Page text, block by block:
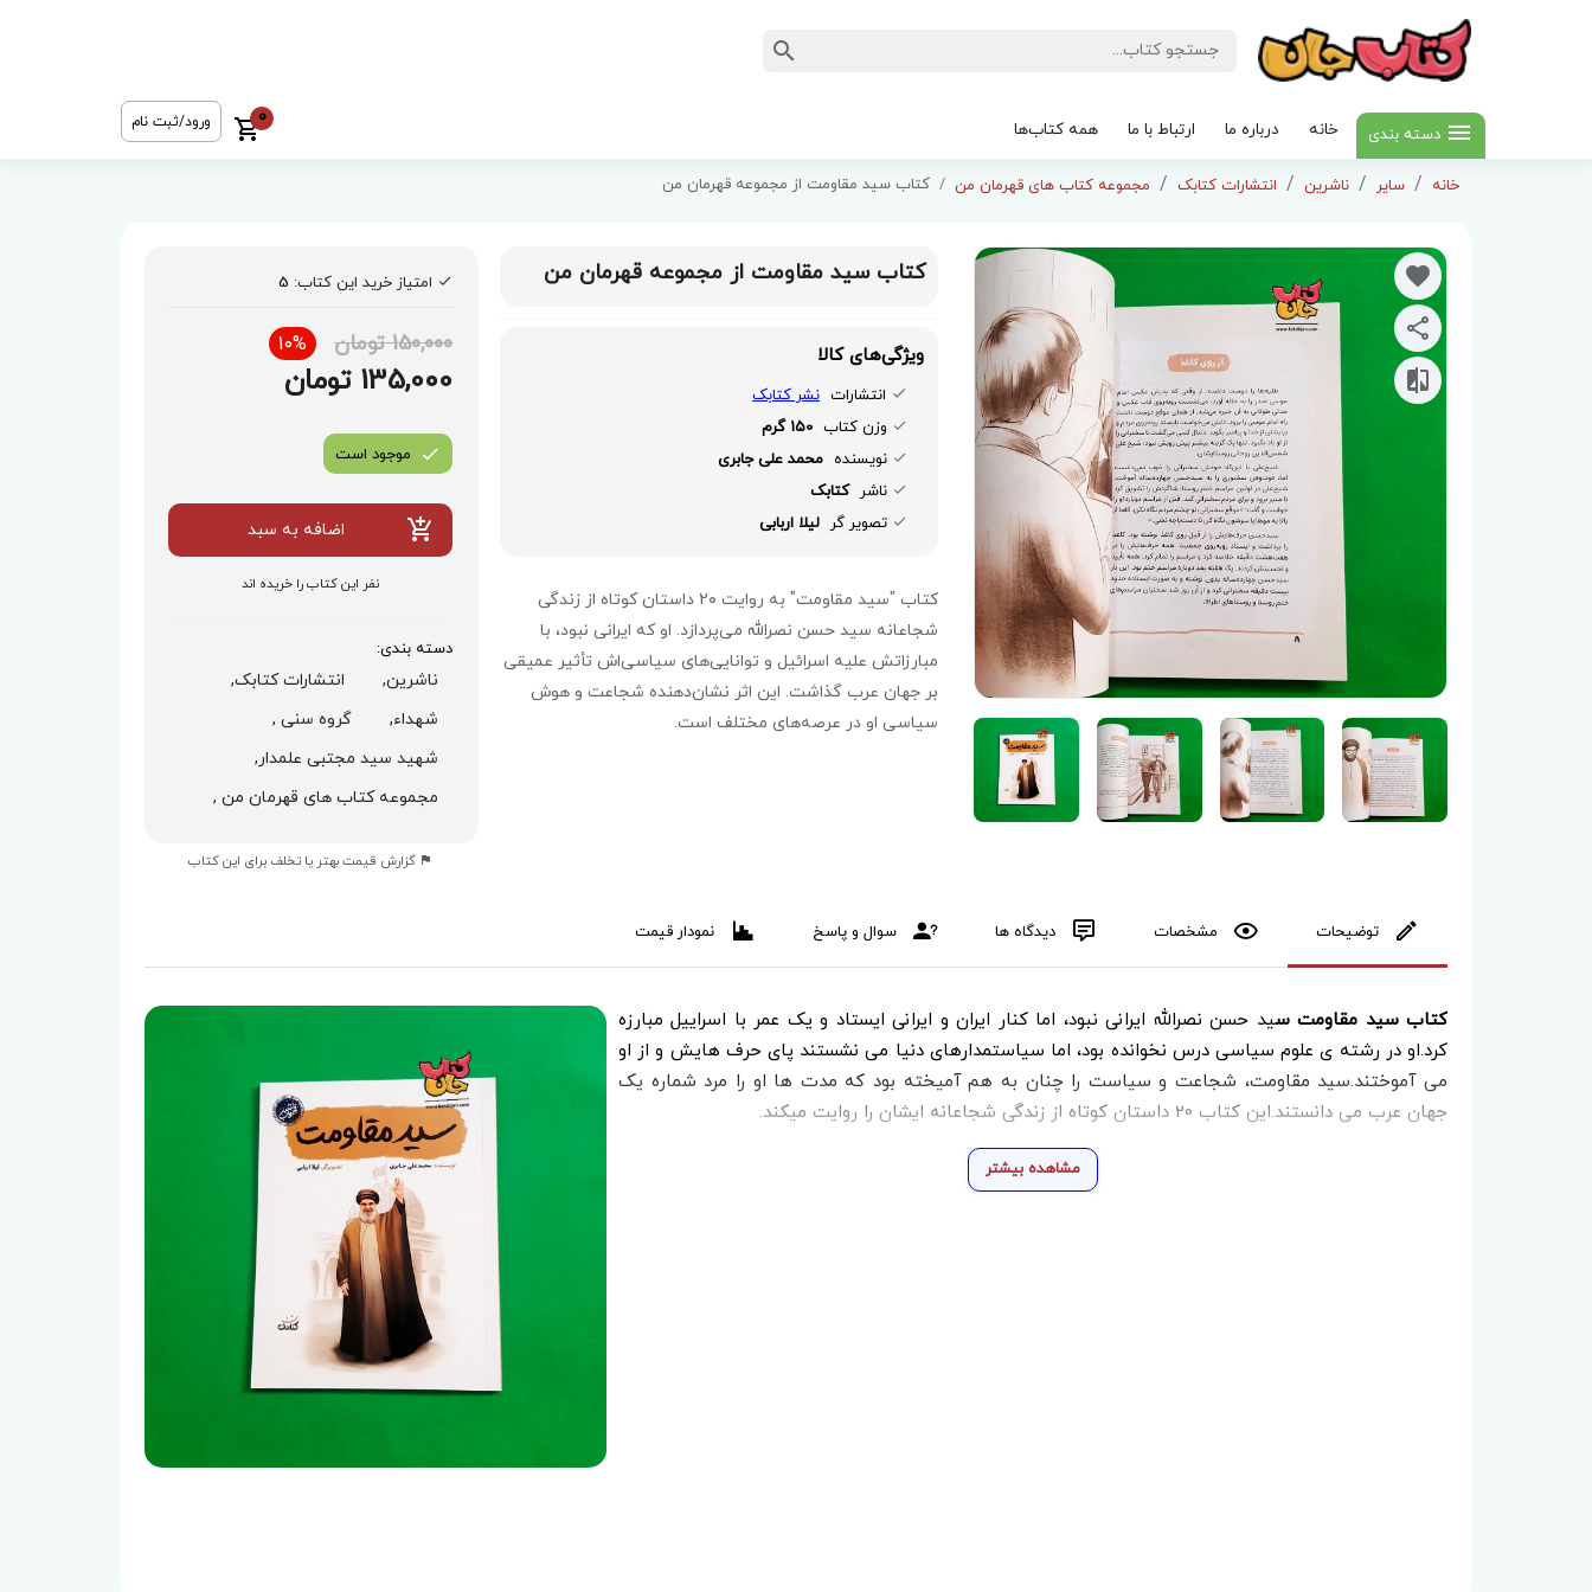
دسته بندی خانه درباره ما ارتباط با ما همه کتاب‌ها
0 ورود/ثبت نام
خانه سایر ناشرین انتشارات کتابک مجموعه کتاب های قهرمان من کتاب سید مقاومت از مجموعه قهرمان من
کتاب سید مقاومت از مجموعه قهرمان من
ویژگی‌های کالا
انتشارات نشر کتابک
وزن کتاب 150 گرم
نویسنده محمد علی جابری
ناشر کتابک
تصویر گر لیلا اربابی
کتاب "سید مقاومت" به روایت ۲۰ داستان کوتاه از زندگی
شجاعانه سید حسن نصرالله می‌پردازد. او که ایرانی نبود، با
مبارزاتش علیه اسرائیل و توانایی‌های سیاسی‌اش تأثیر عمیقی
بر جهان عرب گذاشت. این اثر نشان‌دهنده شجاعت و هوش
سیاسی او در عرصه‌های مختلف است.
امتیاز خرید این کتاب: 5
150,000 تومان 10%
135,000 تومان
موجود است
اضافه به سبد
نفر این کتاب را خریده اند
دسته بندی:
ناشرین,
انتشارات کتابک,
شهداء,
گروه سنی ,
شهید سید مجتبی علمدار,
مجموعه کتاب های قهرمان من ,
گزارش قیمت بهتر یا تخلف برای این کتاب
توضیحات مشخصات دیدگاه ها سوال و پاسخ نمودار قیمت
کتاب سید مقاومت سید حسن نصرالله ایرانی نبود، اما کنار ایران و ایرانی ایستاد و یک عمر با اسراییل مبارزه
کرد.او در رشته ی علوم سیاسی درس نخوانده بود، اما سیاستمدارهای دنیا می نشستند پای حرف هایش و از او
می آموختند.سید مقاومت، شجاعت و سیاست را چنان به هم آمیخته بود که مدت ها او را مرد شماره یک
جهان عرب می دانستند.این کتاب 20 داستان کوتاه از زندگی شجاعانه ایشان را روایت میکند.
مشاهده بیشتر